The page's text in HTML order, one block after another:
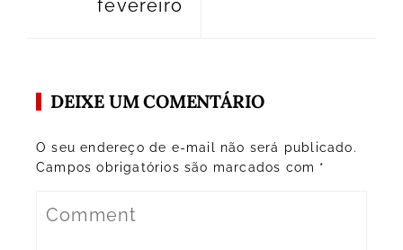
fevereiro
DEIXE UM COMENTÁRIO
O seu endereço de e-mail não será publicado.
Campos obrigatórios são marcados com *